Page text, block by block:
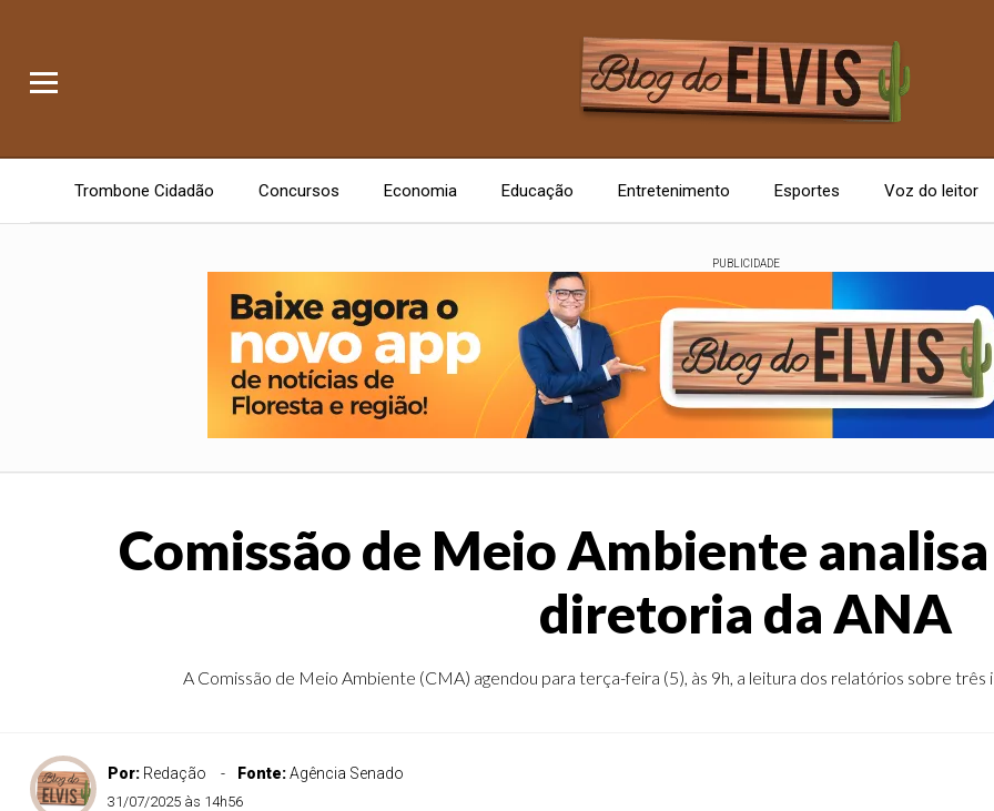
Trombone Cidadão Concursos Economia Educação Entretenimento Esportes Voz do leitor
PUBLICIDADE
Comissão de Meio Ambiente
diretoria da ANA
A Comissão de Meio Ambiente (CMA) agendou para terça-feira (5), às 9h, a leitura dos relatórios sobre três
Por: Redação Fonte:Agência Senado
31/07/2025 às 14h56